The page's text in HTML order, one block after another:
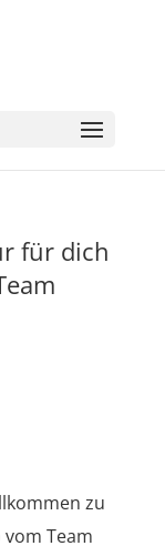
für dich
zu
Team